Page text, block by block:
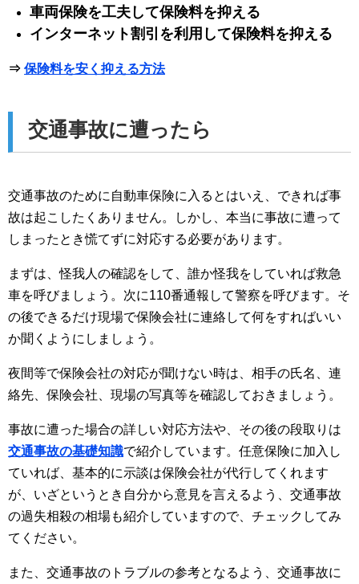
車両保険を工夫して保険料を抑える
インターネット割引を利用して保険料を抑える
⇒ 保険料を安く抑える方法
交通事故に遭ったら
交通事故のために自動車保険に入るとはいえ、できれば事
故は起こしたくありません。しかし、本当に事故に遭って
しまったとき慌てずに対応する必要があります。
まずは、怪我人の確認をして、誰か怪我をしていれば救急
車を呼びましょう。次に110番通報して警察を呼びます。そ
の後できるだけ現場で保険会社に連絡して何をすればいい
か聞くようにしましょう。
夜間等で保険会社の対応が聞けない時は、相手の氏名、連
絡先、保険会社、現場の写真等を確認しておきましょう。
事故に遭った場合の詳しい対応方法や、その後の段取りは
交通事故の基礎知識で紹介しています。任意保険に加入し
ていれば、基本的に示談は保険会社が代行してくれます
が、いざというとき自分から意見を言えるよう、交通事故
の過失相殺の相場も紹介していますので、チェックしてみ
てください。
また、交通事故のトラブルの参考となるよう、交通事故に